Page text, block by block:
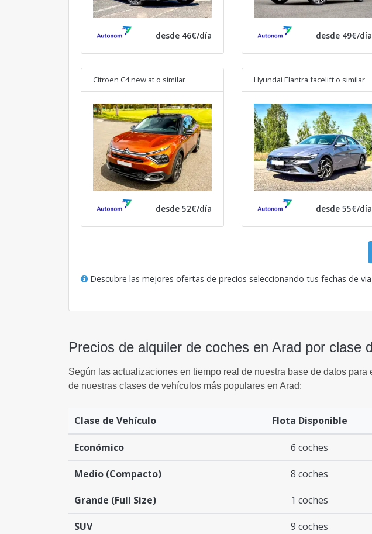
desde 46€/día desde 49€/día
Citroen C4 new at o similar
desde 52€/día
Hyundai Elantra facelift o similar
desde 55€/día
Descubre las mejores ofertas de precios seleccionando tus fechas de
Precios de alquiler de coches en Arad por clase
Según las actualizaciones en tiempo real de nuestra base de datos para
de nuestras clases de vehículos más populares en Arad:
Clase de Vehículo Flota Disponible
Económico 6 coches
Medio (Compacto) 8 coches
Grande (Full Size) 1 coches
SUV 9 coches